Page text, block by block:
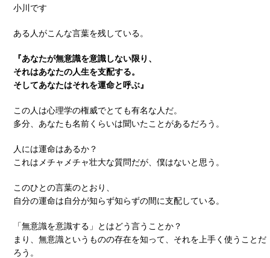
小川です
ある人がこんな言葉を残している。
『あなたが無意識を意識しない限り、
それはあなたの人生を支配する。
そしてあなたはそれを運命と呼ぶ』
この人は心理学の権威でとても有名な人だ。
多分、あなたも名前くらいは聞いたことがあるだろう。
人には運命はあるか？
これはメチャメチャ壮大な質問だが、僕はないと思う。
このひとの言葉のとおり、
自分の運命は自分が知らず知らずの間に支配している。
「無意識を意識する」とはどう言うことか？
まり、無意識というものの存在を知って、それを上手く使うことだ
ろう。